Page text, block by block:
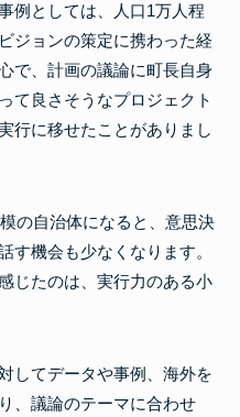
例としては、人口1万人程
ジョンの策定に携わった経
で、計画の議論に町長自身
て良さそうなプロジェクト
行に移せたことがありまし
の自治体になると、意思決
す機会も少なくなります。
じたのは、実行力のある小
してデータや事例、海外を
、議論のテーマに合わせ